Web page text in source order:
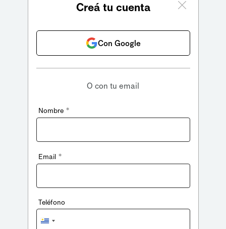
Creá tu cuenta
Con Google
O con tu email
Nombre *
Email *
Teléfono
Uruguay